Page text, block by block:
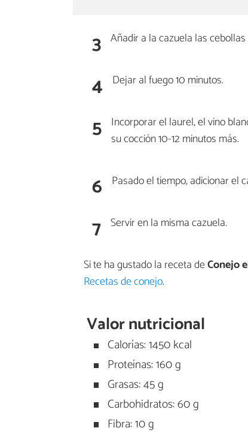
3 Añadir a la cazuela las
4 Dejar al fuego 10 minutos.
5 Incorporar el laurel, el vino
su cocción 10-12 minutos más.
6 Pasado el tiempo, adicionar el
7 Servir en la misma cazuela.
Si te ha gustado la receta deConejo
Recetas de conejo.
Valor nutricional
Calorías: 1450 kcal
Proteínas: 160 g
Grasas: 45 g
Carbohidratos: 60 g
Fibra: 10 g